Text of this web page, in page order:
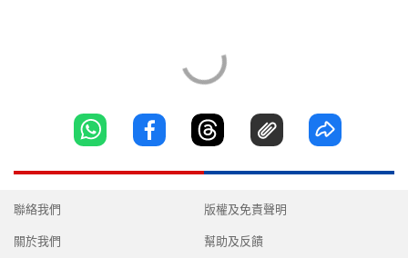
聯絡我們
關於我們
版權及免責聲明
幫助及反饋